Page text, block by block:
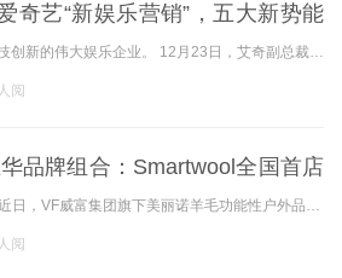
奇艺“新娱乐营销”，五大新势能
艾奇想成为什么？ 是推进科技创新的伟大娱乐企业。 12月23日，艾奇副总裁徐勇明在杭州地区企业品牌客户会上宣布，我们根据艾奇和其他媒体网站的差异以及艾奇自身独特的营销价值
阅
品牌组合：Smartwool全国首店
2026年1月15日，北京 ——近日，VF威富集团旗下美丽诺羊毛功能性户外品牌Smartwool全国首店于北京来福士正式启幕，将助力集团进一步满足中国消费者多样化的需求。Smartwool用智慧赋予天
阅